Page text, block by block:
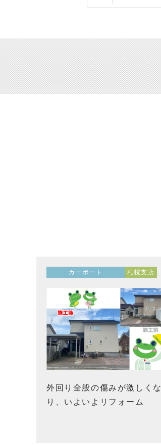
カーポート 札幌支店
外回り全般の傷みが激しくな
り、いよいよリフォーム